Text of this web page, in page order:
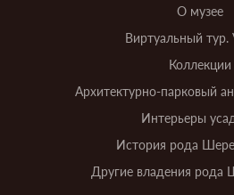
О музее
Виртуальный тур.
Коллекции
Архитектурно-парковый
Интерьеры
История рода
Другие владения рода